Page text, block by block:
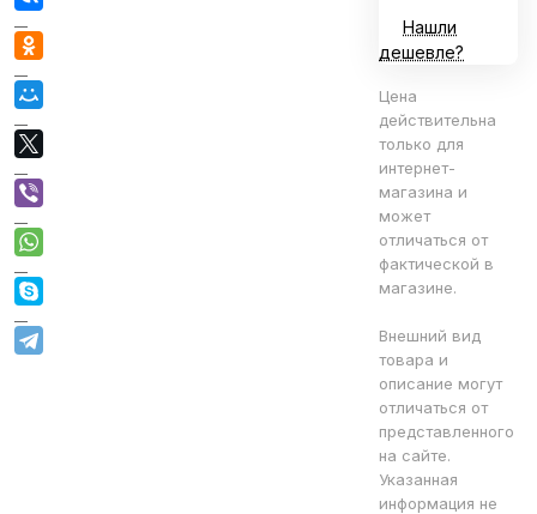
Нашли
дешевле?
Цена
действительна
только для
интернет-
магазина и
может
отличаться от
фактической в
магазине.
Внешний вид
товара и
описание могут
отличаться от
представленного
на сайте.
Указанная
информация не